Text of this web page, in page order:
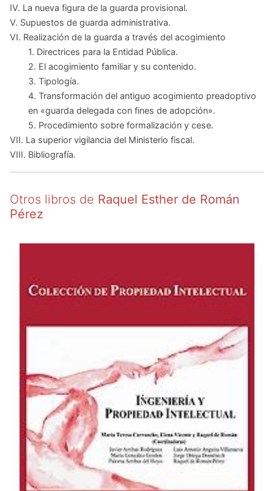
IV. La nueva figura de la guarda provisional.
V. Supuestos de guarda administrativa.
VI. Realización de la guarda a través del acogimiento
1. Directrices para la Entidad Pública.
2. El acogimiento familiar y su contenido.
3. Tipología.
4. Transformación del antiguo acogimiento preadoptivo
en «guarda delegada con fines de adopción».
5. Procedimiento sobre formalización y cese.
VII. La superior vigilancia del Ministerio fiscal.
VIII. Bibliografía.
Otros libros de Raquel Esther de Román
Pérez